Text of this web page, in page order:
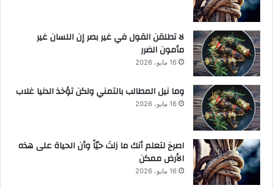
لا تطلقن القول في غير بصر إن اللسان غير
مأمون الضرر
16 مايو، 2026
وما نيل المطالب بالتمني ولكن تؤخذ الدنيا غلاب
16 مايو، 2026
‫اصرخ لتعلم أنك ما زلتَ حيّاً وأن الحياة على هذه
الأرض ممكن
16 مايو، 2026